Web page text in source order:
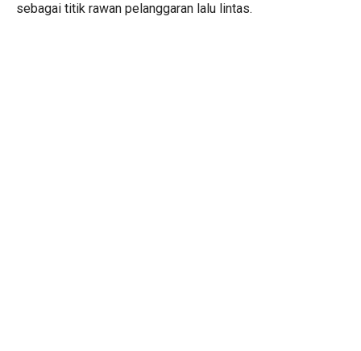
sebagai titik rawan pelanggaran lalu lintas.